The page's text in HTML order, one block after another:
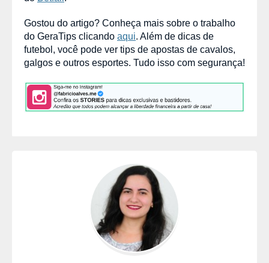
Gostou do artigo? Conheça mais sobre o trabalho
do GeraTips clicando aqui. Além de dicas de
futebol, você pode ver tips de apostas de cavalos,
galgos e outros esportes. Tudo isso com segurança!